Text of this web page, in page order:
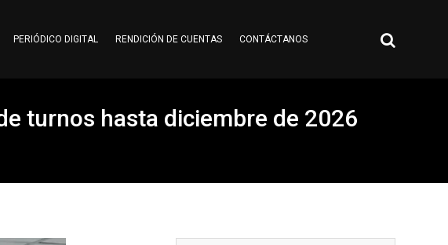
PERIÓDICO DIGITAL RENDICIÓN DE CUENTAS CONTÁCTANOS
turnos hasta diciembre de 2026